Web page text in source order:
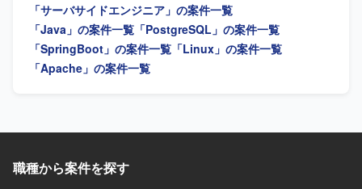
TypeScript（React）を使用します。ソースコード管理には
GitLab、コミュニケーションにはTeamsを使用します。
「サーバサイドエンジニア」の案件一覧
「Java」の案件一覧 「PostgreSQL」の案件一覧
「SpringBoot」の案件一覧 「Linux」の案件一覧
「Apache」の案件一覧
職種から案件を探す